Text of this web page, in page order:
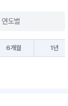
연도별
6개월 1년